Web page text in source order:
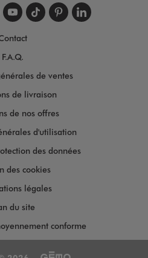
sur
nous sur
nous sur
Suivez-nous
Suivez-nous
Suivez-
F.A.Q.
de ventes
de livraison
de nos offres
d'utilisation
des données
des cookies
légales
du site
conforme